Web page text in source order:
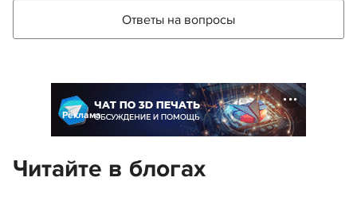
Ответы на вопросы
Реклама
Читайте в блогах